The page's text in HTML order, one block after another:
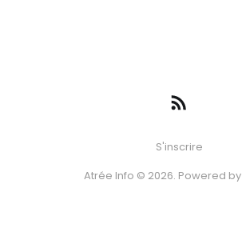
S'inscrire
Atrée Info © 2026. Powered by